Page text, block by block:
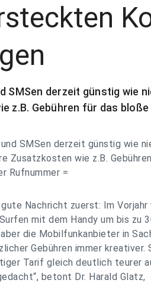
SMSen derzeit günstig wie
z.B. Gebühren für das
SMSen derzeit günstig wie
Zusatzkosten wie z.B.
Rufnummer =
gute Nachricht zuerst: Im Vorjahr
mit dem Handy um bis zu
die Mobilfunkanbieter in
Gebühren immer kreativer.
Tarif gleich deutlich teurer
betont Dr. Harald Glatz,